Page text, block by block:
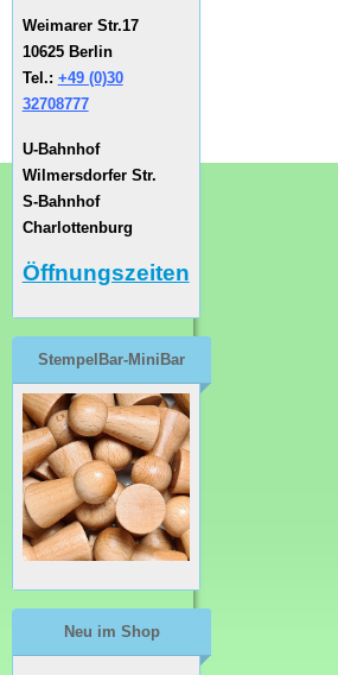
Weimarer Str.17
10625 Berlin
Tel.: +49 (0)30
32708777
U-Bahnhof
Wilmersdorfer Str.
S-Bahnhof
Charlottenburg
Öffnungszeiten
StempelBar-MiniBar
Neu im Shop